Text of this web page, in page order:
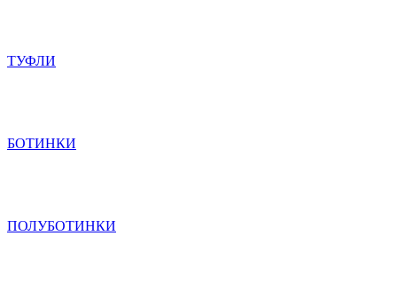
ТУФЛИ
БОТИНКИ
ПОЛУБОТИНКИ